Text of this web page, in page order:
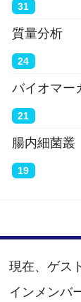
31
質量分析
24
バイオマー
21
腸内細菌叢
19
現在、ゲス
インメンバ